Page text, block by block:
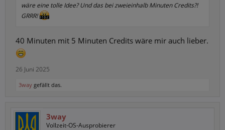
wäre eine tolle Idee? Und das bei zweieinhalb Minuten Credits?!
GRRR!
40 Minuten mit 5 Minuten Credits wäre mir auch lieber.
26 Juni 2025
3way gefällt das.
3way
Vollzeit-OS-Ausprobierer